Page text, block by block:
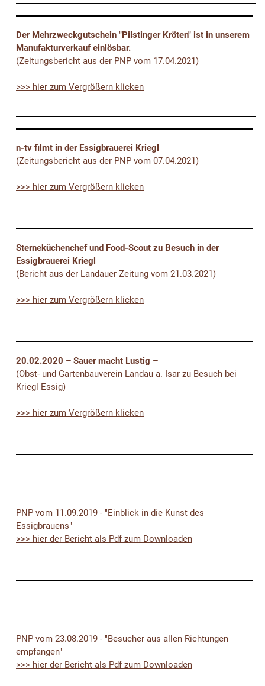
Der Mehrzweckgutschein "Pilstinger Kröten" ist in unserem
Manufakturverkauf einlösbar.
(Zeitungsbericht aus der PNP vom 17.04.2021)
>>> hier zum Vergrößern klicken
n-tv filmt in der Essigbrauerei Kriegl
(Zeitungsbericht aus der PNP vom 07.04.2021)
>>> hier zum Vergrößern klicken
Sterneküchenchef und Food-Scout zu Besuch in der
Essigbrauerei Kriegl
(Bericht aus der Landauer Zeitung vom 21.03.2021)
>>> hier zum Vergrößern klicken
20.02.2020 – Sauer macht Lustig –
(Obst- und Gartenbauverein Landau a. Isar zu Besuch bei
Kriegl Essig)
>>> hier zum Vergrößern klicken
PNP vom 11.09.2019 - "Einblick in die Kunst des
Essigbrauens"
>>> hier der Bericht als Pdf zum Downloaden
PNP vom 23.08.2019 - "Besucher aus allen Richtungen
empfangen"
>>> hier der Bericht als Pdf zum Downloaden